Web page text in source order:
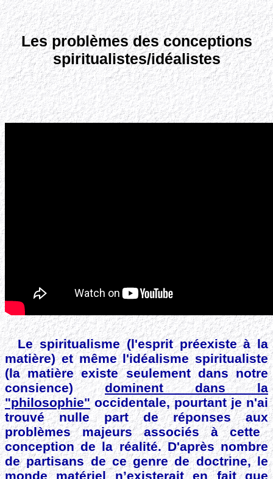
Les problèmesdes conceptions
spiritualistes/idéalistes
Le spiritualisme (l'esprit préexiste à la
matière) et même l'idéalisme spiritualiste
(la matière existe seulement dans notre
consience)dominent dans la
"philosophie"occidentale, pourtant je n'ai
trouvé nulle part de réponses aux
problèmes majeurs associés à cette
conception de la réalité. D'après nombre
de partisans de ce genre de doctrine,le
monde matériel n’existerait en fait que